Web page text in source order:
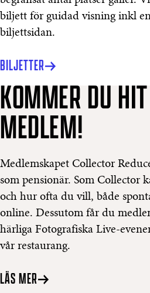
biljett för guidad visning inkl
biljettsidan.
BILJETTER
KOMMER DU
MEDLEM!
Medlemskapet Collector
som pensionär. Som Collector
och hur ofta du vill, både
online. Dessutom får du
härliga Fotografiska Live-
vår restaurang.
LÄS MER